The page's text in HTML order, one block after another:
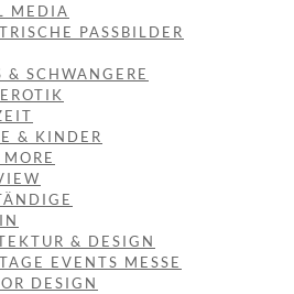
MEDIA
PASSBILDER
& SCHWANGERE
& KINDER
& DESIGN
EVENTS MESSE
DESIGN